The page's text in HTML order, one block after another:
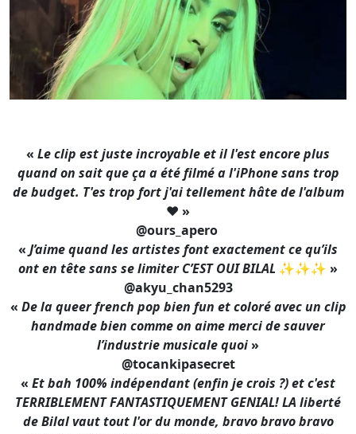
« Le clip est juste incroyable et il l'est encore plus
quand on sait que ça a été filmé a l'iPhone sans trop
de budget. T'es trop fort j'ai tellement hâte de l'album
❤️ »
@ours_apero
«J’aime quand les artistes font exactement ce qu’ils
ont en tête sans se limiter C’EST OUI BILAL ✨✨✨ »
@akyu_chan5293
« De la queer french pop bien fun et coloré avec un clip
handmade bien comme on aime merci de sauver
l’industrie musicale quoi»
@tocankipasecret
« Et bah 100% indépendant (enfin je crois ?) et c'est
TERRIBLEMENT FANTASTIQUEMENT GENIAL! LA liberté
de Bilal vaut tout l'or du monde, bravo bravo bravo